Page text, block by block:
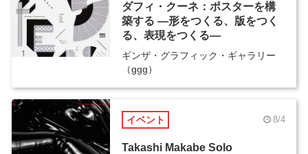
ダフィ・クーネ：ポスターを構
築する ―形をつくる、版をつく
る、表現をつくる―
ギンザ・グラフィック・ギャラリー
（ggg）
イベント 8/4
Takashi Makabe Solo